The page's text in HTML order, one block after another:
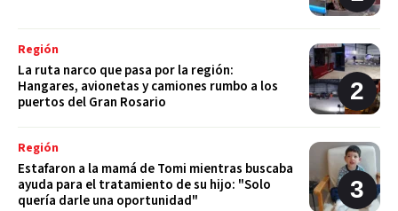
Región
La ruta narco que pasa por la región:
Hangares, avionetas y camiones rumbo a los
puertos del Gran Rosario
Región
Estafaron a la mamá de Tomi mientras buscaba
ayuda para el tratamiento de su hijo: "Solo
quería darle una oportunidad"